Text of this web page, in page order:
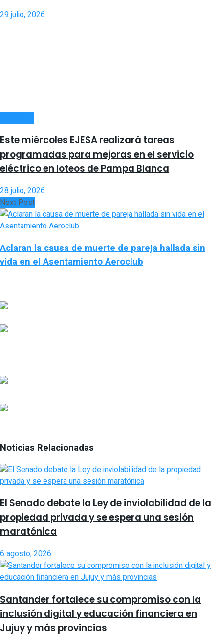
29 julio, 2026
Este miércoles EJESA realizará tareas
programadas para mejoras en el servicio
eléctrico en loteos de Pampa Blanca
28 julio, 2026
Next Post
Aclaran la causa de muerte de pareja hallada sin
vida en el Asentamiento Aeroclub
Noticias Relacionadas
El Senado debate la Ley de inviolabilidad de la
propiedad privada y se espera una sesión
maratónica
6 agosto, 2026
Santander fortalece su compromiso con la
inclusión digital y educación financiera en
Jujuy y más provincias